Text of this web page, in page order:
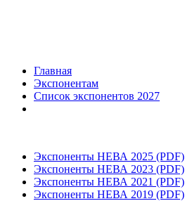
Главная
Экспонентам
Список экспонентов 2027
Экспоненты НЕВА 2025 (PDF)
Экспоненты НЕВА 2023 (PDF)
Экспоненты НЕВА 2021 (PDF)
Экспоненты НЕВА 2019 (PDF)